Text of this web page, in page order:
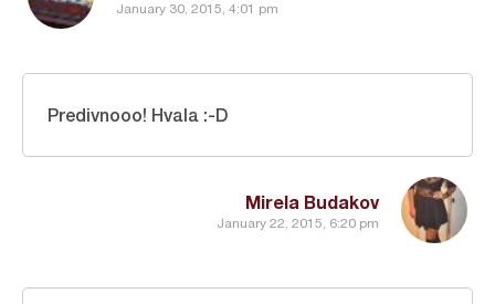
January 30, 2015, 4:01 pm
Mirela Budakov
January 22, 2015, 6:20 pm
Predivnooo! Hvala :-D